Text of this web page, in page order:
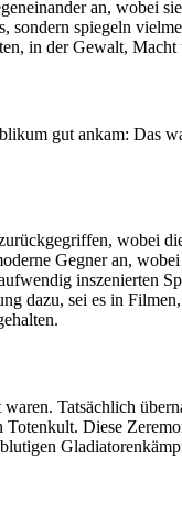
an, wobei
spiegeln
in der Gewalt,
gut ankam: Das
wobei
Gegner an,
inszenierten
dazu, sei es in
Tatsächlich
Diese